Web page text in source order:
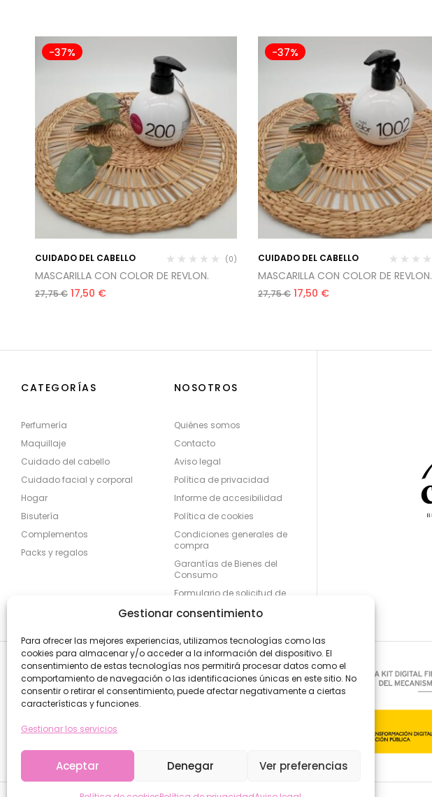
Gestionar consentimiento
Para ofrecer las mejores experiencias, utilizamos tecnologías como las
cookies para almacenar y/o acceder a la información del dispositivo. El
consentimiento de estas tecnologías nos permitirá procesar datos como el
comportamiento de navegación o las identificaciones únicas en este sitio. No
consentir o retirar el consentimiento, puede afectar negativamente a ciertas
características y funciones.
Gestionar los servicios
Aceptar Denegar Ver preferencias
-37%
CUIDADO DEL CABELLO (0)
MASCARILLA CON COLOR DE REVLON.
27,75€ 17,50 €
-37%
CUIDADO DEL CABELLO
MASCARILLA CON COLOR DE REVLON.
27,75€ 17,50 €
CATEGORÍAS
Perfumería
Maquillaje
Cuidado del cabello
Cuidado facial y corporal
Hogar
Bisutería
Complementos
Packs y regalos
NOSOTROS
Quiénes somos
Contacto
Aviso legal
Política de privacidad
Informe de accesibilidad
Política de cookies
Condiciones generales de
compra
Garantías de Bienes del
Consumo
Formulario de solicitud de